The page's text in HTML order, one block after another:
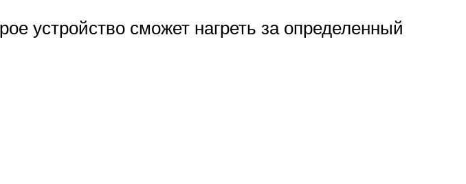
устройство сможет нагреть за определенный